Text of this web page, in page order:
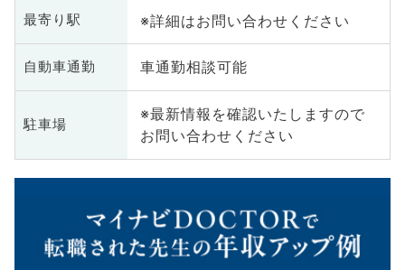
最寄り駅 ※詳細はお問い合わせください
自動車通勤 車通勤相談可能
駐車場
※最新情報を確認いたしますので
お問い合わせください